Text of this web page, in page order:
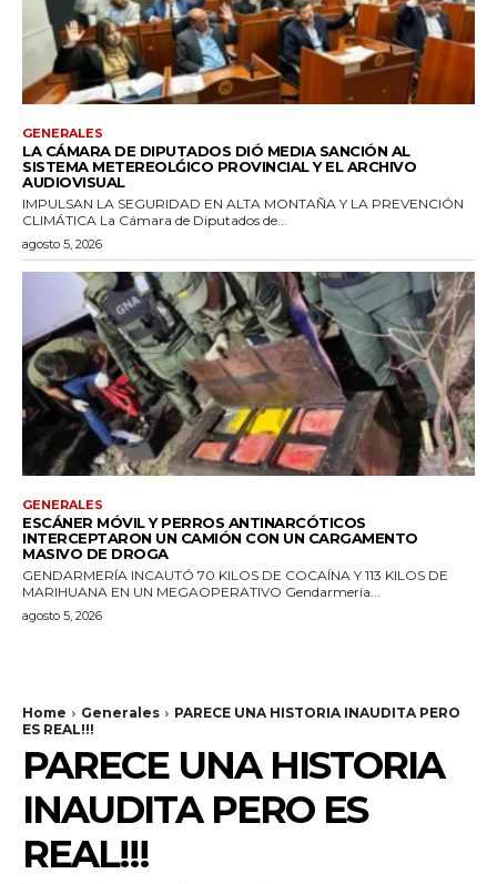
GENERALES
LA CÁMARA DE DIPUTADOS DIÓ MEDIA SANCIÓN AL
SISTEMA METEREOLǴICO PROVINCIAL Y EL ARCHIVO
AUDIOVISUAL
IMPULSAN LA SEGURIDAD EN ALTA MONTAÑA Y LA PREVENCIÓN
CLIMÁTICA La Cámara de Diputados de...
agosto 5, 2026
GENERALES
ESCÁNER MÓVIL Y PERROS ANTINARCÓTICOS
INTERCEPTARON UN CAMIÓN CON UN CARGAMENTO
MASIVO DE DROGA
GENDARMERÍA INCAUTÓ 70 KILOS DE COCAÍNA Y 113 KILOS DE
MARIHUANA EN UN MEGAOPERATIVO Gendarmería...
agosto 5, 2026